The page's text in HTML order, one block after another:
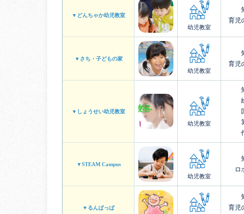
▼どんちゃか幼児教室
幼児教室
育児
▼さち・子どもの家
幼児教室
育児
▼しょうせい幼児教室
幼児教室
▼STEAM Campus
幼児教室
ロ
▼るんぱっぱ
育児